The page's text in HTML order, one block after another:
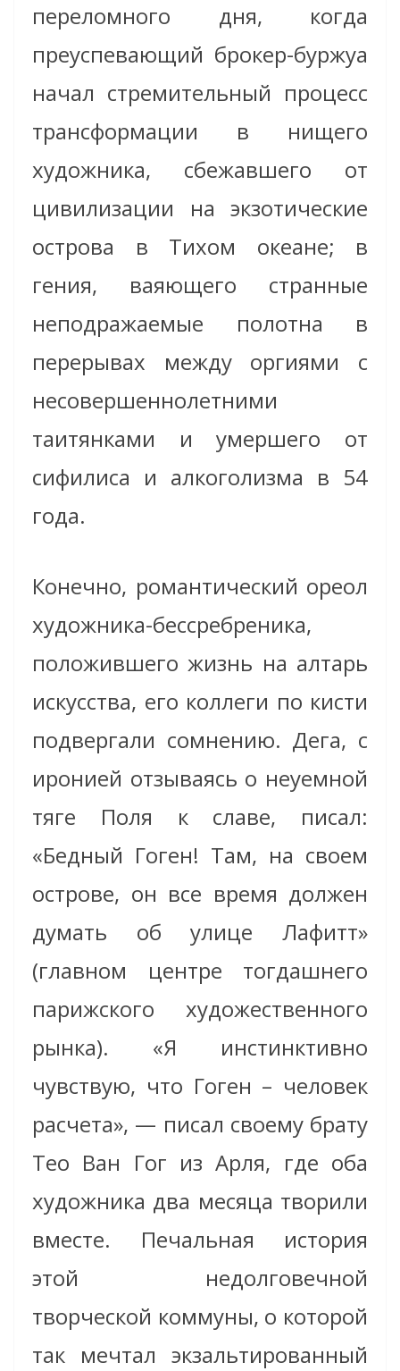
переломного дня, когда
преуспевающий брокер-буржуа
начал стремительный процесс
трансформации в нищего
художника, сбежавшего от
цивилизации на экзотические
острова в Тихом океане; в
гения, ваяющего странные
неподражаемые полотна в
перерывах между оргиями с
несовершеннолетними
таитянками и умершего от
сифилиса и алкоголизма в 54
года.
Конечно, романтический ореол
художника-бессребреника,
положившего жизнь на алтарь
искусства, его коллеги по кисти
подвергали сомнению. Дега, с
иронией отзываясь о неуемной
тяге Поля к славе, писал:
«Бедный Гоген! Там, на своем
острове, он все время должен
думать об улице Лафитт»
(главном центре тогдашнего
парижского художественного
рынка). «Я инстинктивно
чувствую, что Гоген – человек
расчета», — писал своему брату
Тео Ван Гог из Арля, где оба
художника два месяца творили
вместе. Печальная история
этой недолговечной
творческой коммуны, о которой
так мечтал экзальтированный